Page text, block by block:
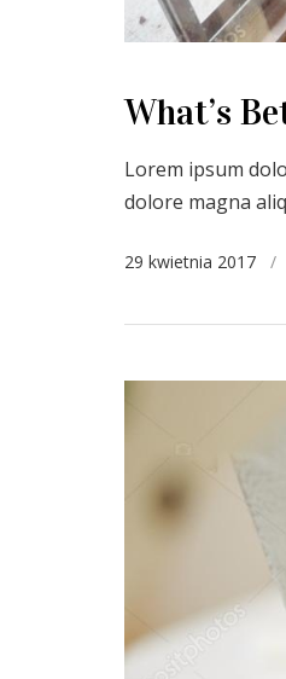
What’s
Lorem ipsum
dolore magna
29 kwietnia 2017 /